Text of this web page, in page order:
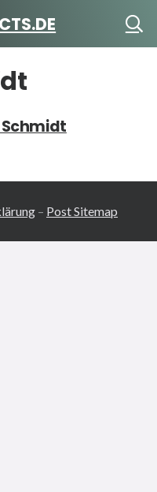
– Post Sitemap